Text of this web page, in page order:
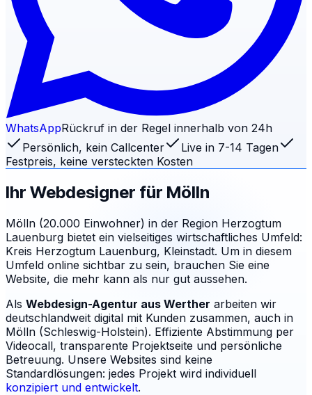
WhatsAppRückruf in der Regel innerhalb von 24h
Persönlich, kein Callcenter
Live in 7-14 Tagen
Festpreis, keine versteckten Kosten
Ihr Webdesigner für Mölln
Mölln (20.000 Einwohner) in der Region Herzogtum
Lauenburg bietet ein vielseitiges wirtschaftliches Umfeld:
Kreis Herzogtum Lauenburg, Kleinstadt. Um in diesem
Umfeld online sichtbar zu sein, brauchen Sie eine
Website, die mehr kann als nur gut aussehen.
Als Webdesign-Agentur aus Werther arbeiten wir
deutschlandweit digital mit Kunden zusammen, auch in
Mölln (Schleswig-Holstein). Effiziente Abstimmung per
Videocall, transparente Projektseite und persönliche
Betreuung. Unsere Websites sind keine
Standardlösungen: jedes Projekt wird individuell
konzipiert und entwickelt.